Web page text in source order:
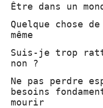
Être dans un
Quelque chose
même
Suis-je trop
non ?
Ne pas perdre
besoins
mourir